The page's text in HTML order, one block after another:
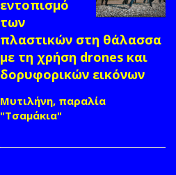
εντοπισμό
των
πλαστικών στη θάλασσα
με τη χρήση drones και
δορυφορικών εικόνων
Μυτιλήνη, παραλία
"Τσαμάκια"